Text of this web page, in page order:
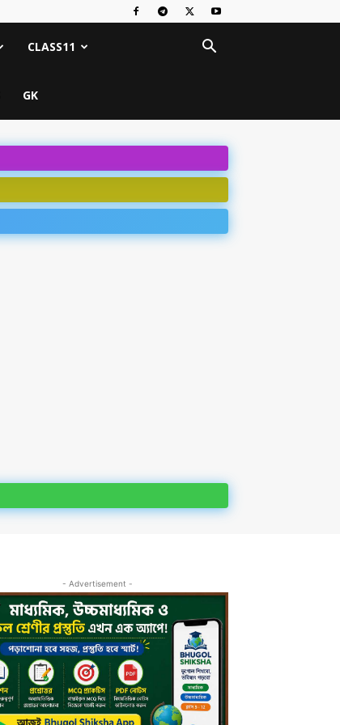
CLASS11
GK
- Advertisement -